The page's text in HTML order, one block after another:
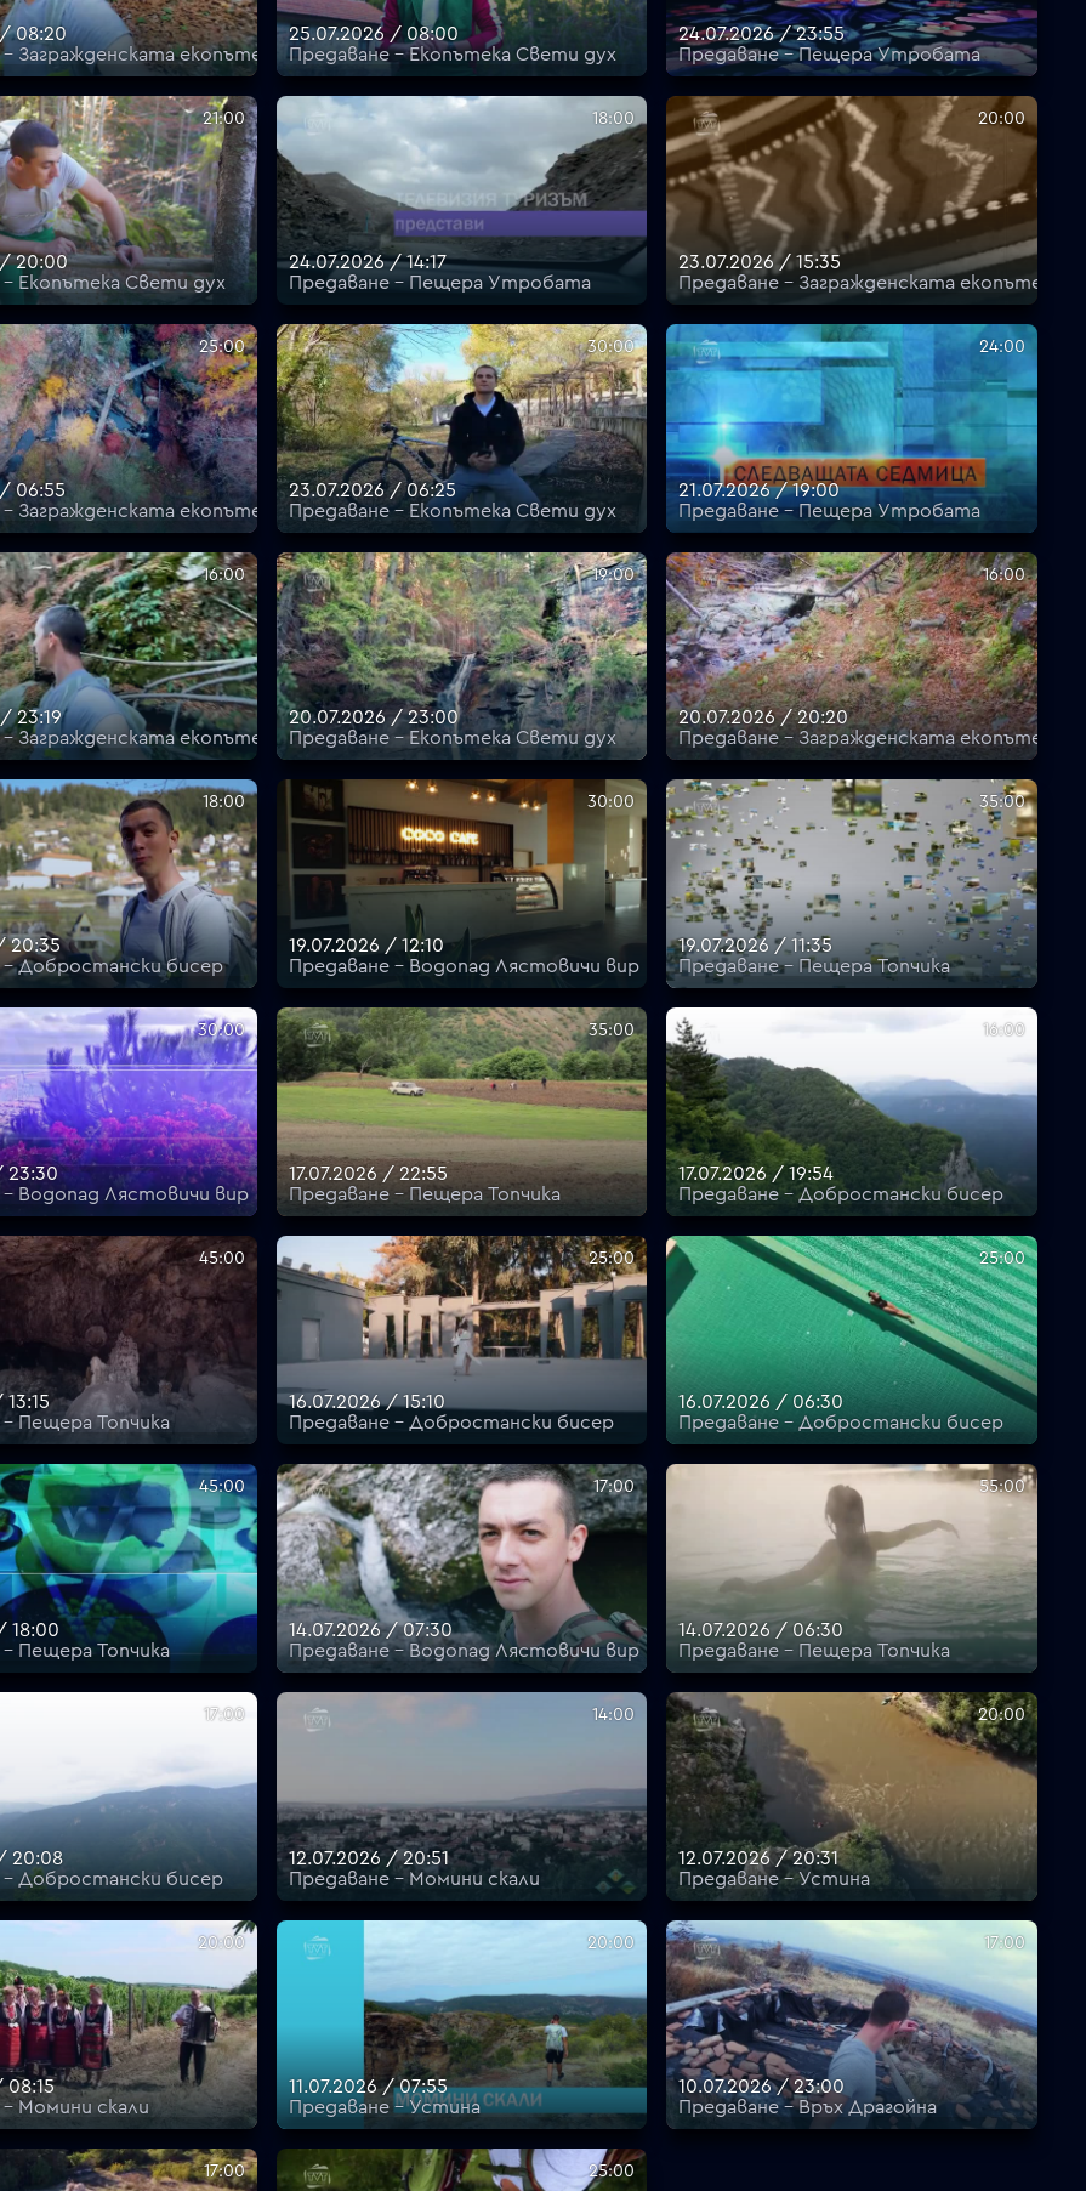
/ 08:20
Загражденската екопътека
25.07.2026 / 08:00
Предаване - Екопътека Свети дух
24.07.2026 / 23:55
Предаване - Пещера Утробата
21:00
/ 20:00
- Екопътека Свети дух
18:00
24.07.2026 / 14:17
Предаване - Пещера Утробата
20:00
23.07.2026 / 15:35
Предаване - Загражденската екопътека
25:00
/ 06:55
Загражденската екопътека
30:00
23.07.2026 / 06:25
Предаване - Екопътека Свети дух
24:00
21.07.2026 / 19:00
Предаване - Пещера Утробата
16:00
23:19
- Загражденската екопътека
19:00
20.07.2026 / 23:00
Предаване - Екопътека Свети дух
16:00
20.07.2026 / 20:20
Предаване - Загражденската екопътека
18:00
20:35
- Добростански бисер
30:00
19.07.2026 / 12:10
Предаване - Водопад Лястовичи вир
35:00
19.07.2026 / 11:35
Предаване - Пещера Топчика
30:00
23:30
- Водопад Лястовичи вир
35:00
17.07.2026 / 22:55
Предаване - Пещера Топчика
16:00
17.07.2026 / 19:54
Предаване - Добростански бисер
45:00
13:15
- Пещера Топчика
25:00
16.07.2026 / 15:10
Предаване - Добростански бисер
25:00
16.07.2026 / 06:30
Предаване - Добростански бисер
45:00
18:00
- Пещера Топчика
17:00
14.07.2026 / 07:30
Предаване - Водопад Лястовичи вир
55:00
14.07.2026 / 06:30
Предаване - Пещера Топчика
17:00
20:08
- Добростански бисер
14:00
12.07.2026 / 20:51
Предаване - Момини скали
20:00
12.07.2026 / 20:31
Предаване - Устина
20:00
08:15
Момини скали
20:00
11.07.2026 / 07:55
Предаване - Устина
17:00
10.07.2026 / 23:00
Предаване - Връх Драгойна
17:00 25:00